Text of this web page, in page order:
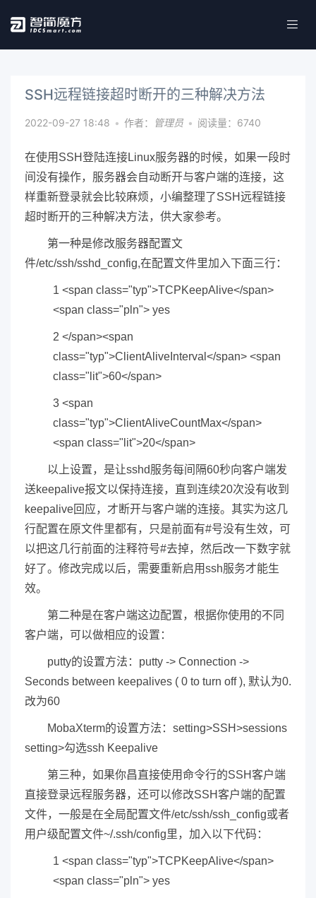
SSH远程链接超时断开的三种解决方法
2022-09-27 18:48 • 作者： 管理员 • 阅读量：6740
在使用SSH登陆连接Linux服务器的时候，如果一段时
间没有操作，服务器会自动断开与客户端的连接，这
样重新登录就会比较麻烦，小编整理了SSH远程链接
超时断开的三种解决方法，供大家参考。
第一种是修改服务器配置文
件/etc/ssh/sshd_config,在配置文件里加入下面三行：
1 <span class="typ">TCPKeepAlive</span>
<span class="pln"> yes
2 </span><span
class="typ">ClientAliveInterval</span> <span
class="lit">60</span>
3 <span
class="typ">ClientAliveCountMax</span>
<span class="lit">20</span>
以上设置，是让sshd服务每间隔60秒向客户端发
送keepalive报文以保持连接，直到连续20次没有收到
keepalive回应，才断开与客户端的连接。其实为这几
行配置在原文件里都有，只是前面有#号没有生效，可
以把这几行前面的注释符号#去掉，然后改一下数字就
好了。修改完成以后，需要重新启用ssh服务才能生
效。
第二种是在客户端这边配置，根据你使用的不同
客户端，可以做相应的设置：
putty的设置方法：putty -> Connection ->
Seconds between keepalives ( 0 to turn off ), 默认为0.
改为60
MobaXterm的设置方法：setting>SSH>sessions
setting>勾选ssh Keepalive
第三种，如果你昌直接使用命令行的SSH客户端
直接登录远程服务器，还可以修改SSH客户端的配置
文件，一般是在全局配置文件/etc/ssh/ssh_config或者
用户级配置文件~/.ssh/config里，加入以下代码：
1 <span class="typ">TCPKeepAlive</span>
<span class="pln"> yes